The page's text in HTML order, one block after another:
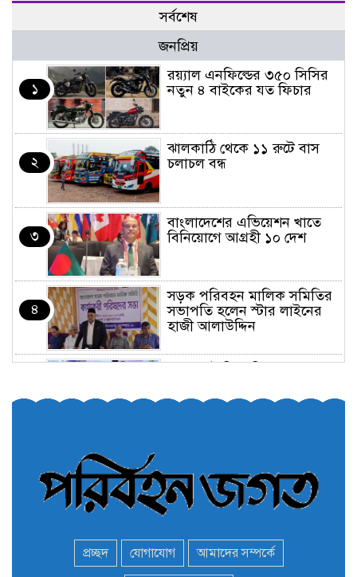
সর্বশেষ
জনপ্রিয়
১
র‌য়্যাল এনফিল্ডের ৩৫০ সিসির
নতুন ৪ বাইকের যত ফিচার
২
ঝালকাঠি থেকে ১১ রুটে বাস
চলাচল বন্ধ
৩
বাংলাদেশের এভিয়েশন খাতে
বিনিয়োগে আগ্রহী ১০ দেশ
৪
সড়ক পরিবহন মালিক সমিতির
সভাপতি হলেন স্টার লাইনের
হাজী আলাউদ্দিন
অনির্দিষ্টকালের জন্য বাংলাদেশে
প্রচ্ছদ যোগাযোগ আমাদের সম্পর্কে